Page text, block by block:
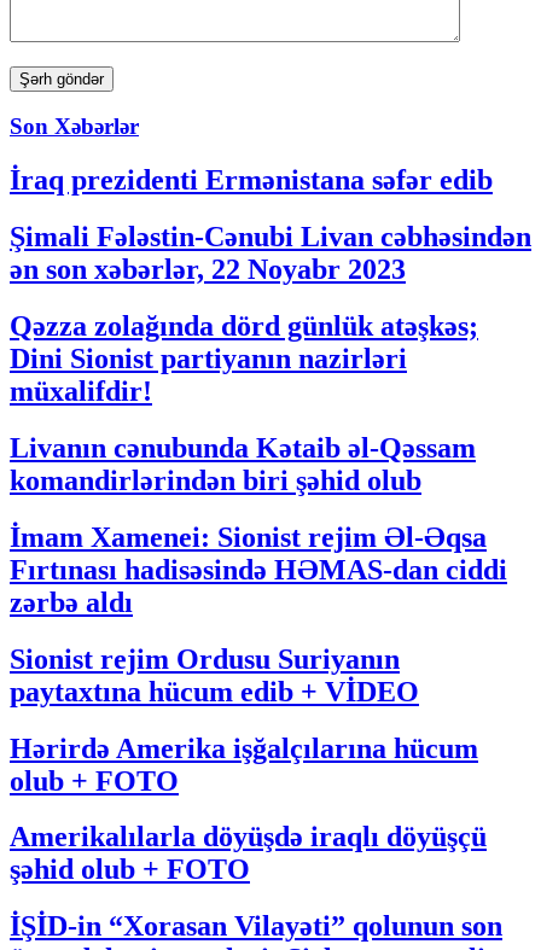
Son Xəbərlər
İraq prezidenti Ermənistana səfər edib
Şimali Fələstin-Cənubi Livan cəbhəsindən
ən son xəbərlər, 22 Noyabr 2023
Qəzza zolağında dörd günlük atəşkəs;
Dini Sionist partiyanın nazirləri
müxalifdir!
Livanın cənubunda Kətaib əl-Qəssam
komandirlərindən biri şəhid olub
İmam Xamenei: Sionist rejim Əl-Əqsa
Fırtınası hadisəsində HƏMAS-dan ciddi
zərbə aldı
Sionist rejim Ordusu Suriyanın
paytaxtına hücum edib + VİDEO
Hərirdə Amerika işğalçılarına hücum
olub + FOTO
Amerikalılarla döyüşdə iraqlı döyüşçü
şəhid olub + FOTO
İŞİD-in “Xorasan Vilayəti” qolunun son